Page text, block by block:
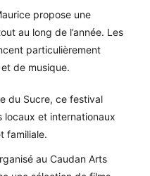
propose une
au long de l’année. Les
particulièrement
de musique.
du Sucre, ce festival
locaux et internationaux
familiale.
au Caudan Arts